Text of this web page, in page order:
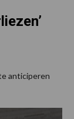
anticiperen